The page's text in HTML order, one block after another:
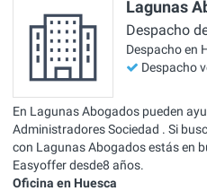
Lagunas
Despacho
Despacho en
Despacho
En Lagunas Abogados pueden
Administradores Sociedad . Si
con Lagunas Abogados estás en
Easyoffer desde8 años.
Oficina en Huesca